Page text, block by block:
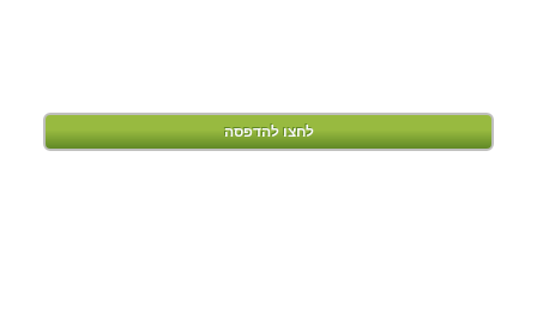
לחצו להדפסה